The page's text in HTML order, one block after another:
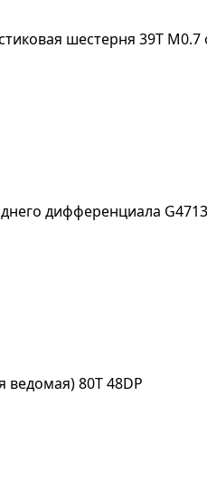
шестерня 39Т
дифференциала G4713
ведомая) 80T 48DP